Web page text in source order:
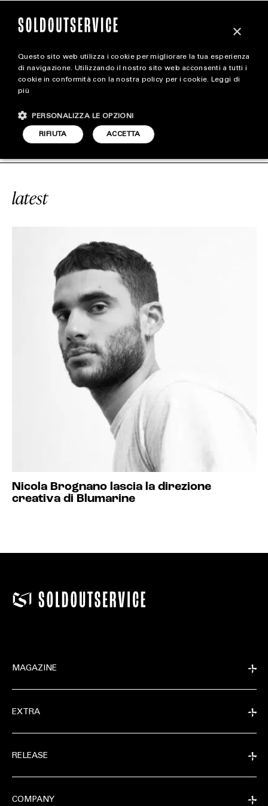
magazine
STYLE
FOOTWEAR
BROGNANO
latest
Nicola Brognano lascia la direzione
creativa di Blumarine
MAGAZINE
EXTRA
RELEASE
COMPANY
×
Questo sito web utilizza i cookie per migliorare la tua esperienza
di navigazione. Utilizzando il nostro sito web acconsenti a tutti i
cookie in conformità con la nostra policy per i cookie. Leggi di
più
ACCETTA
RIFIUTA
PERSONALIZZA LE OPZIONI